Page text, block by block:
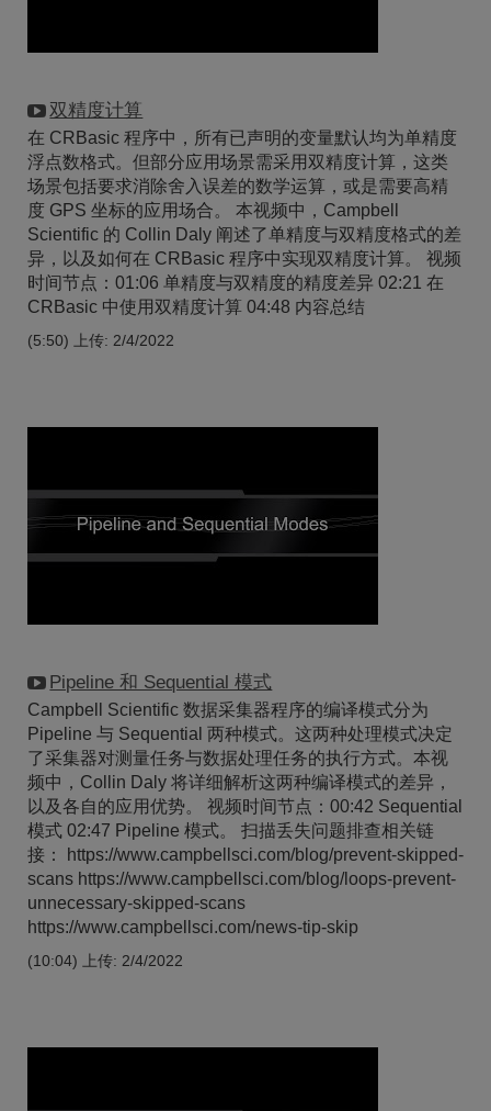
双精度计算
在 CRBasic 程序中，所有已声明的变量默认均为单精度
浮点数格式。但部分应用场景需采用双精度计算，这类
场景包括要求消除舍入误差的数学运算，或是需要高精
度 GPS 坐标的应用场合。 本视频中，Campbell
Scientific 的 Collin Daly 阐述了单精度与双精度格式的差
异，以及如何在 CRBasic 程序中实现双精度计算。 视频
时间节点：01:06 单精度与双精度的精度差异 02:21 在
CRBasic 中使用双精度计算 04:48 内容总结
(5:50) 上传: 2/4/2022
Pipeline 和 Sequential 模式
Campbell Scientific 数据采集器程序的编译模式分为
Pipeline 与 Sequential 两种模式。这两种处理模式决定
了采集器对测量任务与数据处理任务的执行方式。本视
频中，Collin Daly 将详细解析这两种编译模式的差异，
以及各自的应用优势。 视频时间节点：00:42 Sequential
模式 02:47 Pipeline 模式。 扫描丢失问题排查相关链
接： https://www.campbellsci.com/blog/prevent-skipped-
scans https://www.campbellsci.com/blog/loops-prevent-
unnecessary-skipped-scans
https://www.campbellsci.com/news-tip-skip
(10:04) 上传: 2/4/2022